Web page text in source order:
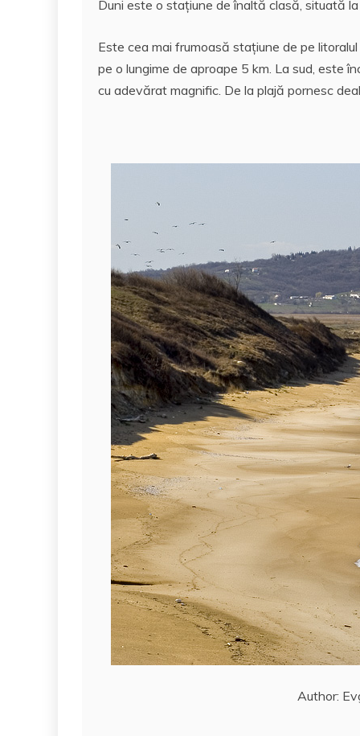
c
e
b
o
itt
er
ai
l
at
s
A
p
er
e
st
rt
aj
e
a
Duni este o staţiune de înaltă clasă, situată
Este cea mai frumoasă staţiune de pe
pe o lungime de aproape 5 km. La sud, este
cu adevărat magnific. De la plajă pornesc
Author: